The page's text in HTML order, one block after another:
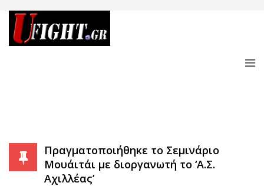
Πραγματοποιήθηκε το Σεμινάριο
Μουάιτάι με διοργανωτή το ‘Α.Σ.
Αχιλλέας’